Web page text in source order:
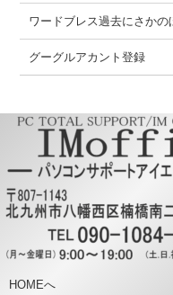
ワードブレス過去にさかの
グーグルアカント登録
HOMEへ